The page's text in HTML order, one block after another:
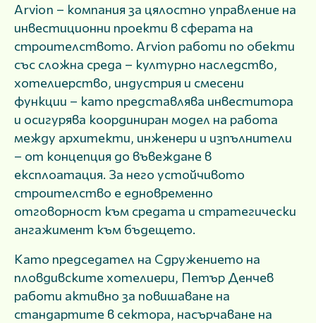
Arvion – компания за цялостно управление на
инвестиционни проекти в сферата на
строителството. Arvion работи по обекти
със сложна среда – културно наследство,
хотелиерство, индустрия и смесени
функции – като представлява инвеститора
и осигурява координиран модел на работа
между архитекти, инженери и изпълнители
– от концепция до въвеждане в
експлоатация. За него устойчивото
строителство е едновременно
отговорност към средата и стратегически
ангажимент към бъдещето.
Като председател на Сдружението на
пловдивските хотелиери, Петър Денчев
работи активно за повишаване на
стандартите в сектора, насърчаване на